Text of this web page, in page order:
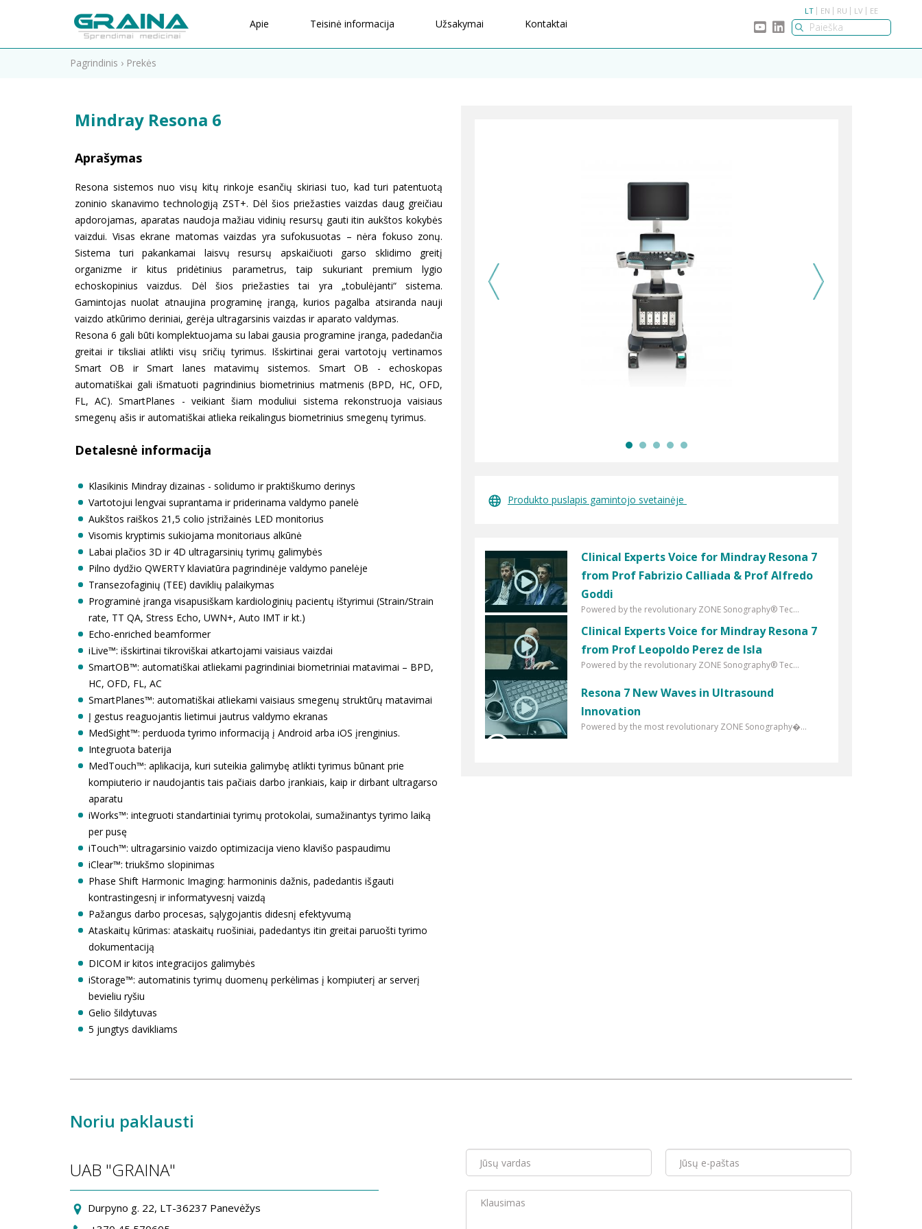
Apie Teisinė informacija Užsakymai Kontaktai
LT EN RU LV EE
Pagrindinis › Prekės
Mindray Resona 6
Aprašymas
Resona sistemos nuo visų kitų rinkoje esančių skiriasi tuo, kad turi patentuotą
zoninio skanavimo technologiją ZST+. Dėl šios priežasties vaizdas daug greičiau
apdorojamas, aparatas naudoja mažiau vidinių resursų gauti itin aukštos kokybės
vaizdui. Visas ekrane matomas vaizdas yra sufokusuotas – nėra fokuso zonų.
Sistema turi pakankamai laisvų resursų apskaičiuoti garso sklidimo greitį
organizme ir kitus pridėtinius parametrus, taip sukuriant premium lygio
echoskopinius vaizdus. Dėl šios priežasties tai yra „tobulėjanti“ sistema.
Gamintojas nuolat atnaujina programinę įrangą, kurios pagalba atsiranda nauji
vaizdo atkūrimo deriniai, gerėja ultragarsinis vaizdas ir aparato valdymas.
Resona 6 gali būti komplektuojama su labai gausia programine įranga, padedančia
greitai ir tiksliai atlikti visų sričių tyrimus. Išskirtinai gerai vartotojų vertinamos
Smart OB ir Smart lanes matavimų sistemos. Smart OB - echoskopas
automatiškai gali išmatuoti pagrindinius biometrinius matmenis (BPD, HC, OFD,
FL, AC). SmartPlanes - veikiant šiam moduliui sistema rekonstruoja vaisiaus
smegenų ašis ir automatiškai atlieka reikalingus biometrinius smegenų tyrimus.
Detalesnė informacija
Klasikinis Mindray dizainas - solidumo ir praktiškumo derinys
Vartotojui lengvai suprantama ir priderinama valdymo panelė
Aukštos raiškos 21,5 colio įstrižainės LED monitorius
Visomis kryptimis sukiojama monitoriaus alkūnė
Labai plačios 3D ir 4D ultragarsinių tyrimų galimybės
Pilno dydžio QWERTY klaviatūra pagrindinėje valdymo panelėje
Transezofaginių (TEE) daviklių palaikymas
Programinė įranga visapusiškam kardiologinių pacientų ištyrimui (Strain/Strain
rate, TT QA, Stress Echo, UWN+, Auto IMT ir kt.)
Echo-enriched beamformer
iLive™: išskirtinai tikroviškai atkartojami vaisiaus vaizdai
SmartOB™: automatiškai atliekami pagrindiniai biometriniai matavimai – BPD,
HC, OFD, FL, AC
SmartPlanes™: automatiškai atliekami vaisiaus smegenų struktūrų matavimai
Į gestus reaguojantis lietimui jautrus valdymo ekranas
MedSight™: perduoda tyrimo informaciją į Android arba iOS įrenginius.
Integruota baterija
MedTouch™: aplikacija, kuri suteikia galimybę atlikti tyrimus būnant prie
kompiuterio ir naudojantis tais pačiais darbo įrankiais, kaip ir dirbant ultragarso
aparatu
iWorks™: integruoti standartiniai tyrimų protokolai, sumažinantys tyrimo laiką
per pusę
iTouch™: ultragarsinio vaizdo optimizacija vieno klavišo paspaudimu
iClear™: triukšmo slopinimas
Phase Shift Harmonic Imaging: harmoninis dažnis, padedantis išgauti
kontrastingesnį ir informatyvesnį vaizdą
Pažangus darbo procesas, sąlygojantis didesnį efektyvumą
Ataskaitų kūrimas: ataskaitų ruošiniai, padedantys itin greitai paruošti tyrimo
dokumentaciją
DICOM ir kitos integracijos galimybės
iStorage™: automatinis tyrimų duomenų perkėlimas į kompiuterį ar serverį
bevieliu ryšiu
Gelio šildytuvas
5 jungtys davikliams
Produkto puslapis gamintojo svetainėje
Clinical Experts Voice for Mindray Resona 7
from Prof Fabrizio Calliada & Prof Alfredo
Goddi
Powered by the revolutionary ZONE Sonography® Tec...
Clinical Experts Voice for Mindray Resona 7
from Prof Leopoldo Perez de Isla
Powered by the revolutionary ZONE Sonography® Tec...
Resona 7 New Waves in Ultrasound
Innovation
Powered by the most revolutionary ZONE Sonography�...
Noriu paklausti
UAB "GRAINA"
Durpyno g. 22, LT-36237 Panevėžys